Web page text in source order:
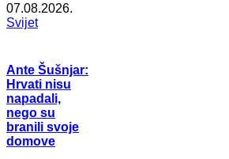
07.08.2026.
Svijet
Ante Šušnjar:
Hrvati nisu
napadali,
nego su
branili svoje
domove